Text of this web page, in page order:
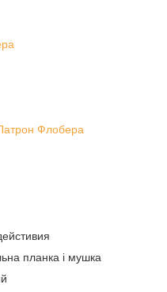
Флобера
планка і мушка